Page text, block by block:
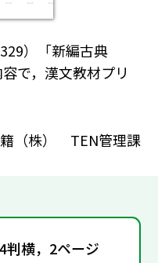
）「新編古典
で，漢文教材プリ
（株） TEN管理課
判横，2ページ